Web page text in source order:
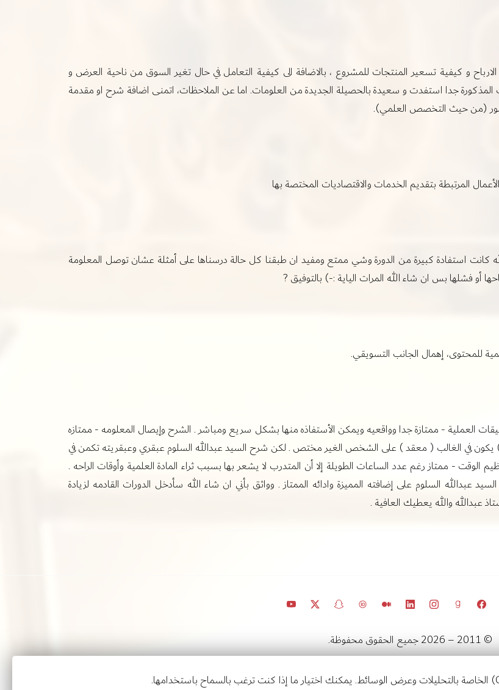
الارباح و كيفية تسعير المنتجات للمشروع ، بالاضافة الى كيفية التعامل في حال تغير السوق من ناحية العرض و
المذكورة جدا استفدت و سعيدة بالحصيلة الجديدة من العلومات. اما عن الملاحظات، اتمنى اضافة شرح او مقدمة
(من حيث التخصص العلمي).
المرتبطة بتقديم الخدمات والاقتصاديات المختصة بها
كانت استفادة كبيرة من الدورة وشي ممتع ومفيد ان طبقنا كل حالة درسناها على أمثلة عشان توصل المعلومة
أو فشلها بس ان شاء الله المرات الياية :-) بالتوفيق ?
للمحتوى، إهمال الجانب التسويقي.
العملية - ممتازة جدا وواقعيه ويمكن الأستفاذه منها بشكل سريع ومباشر . الشرح وإيصال المعلومه - ممتازه
) يكون في الغالب ( معقد ) على الشخص الغير مختص . لكن شرح السيد عبدالله السلوم عبقري وعبقريته تكمن في
الوقت - ممتاز رغم عدد الساعات الطويلة إلا أن المتدرب لا يشعر بها بسبب ثراء المادة العلمية وأوقات الراحه .
عبدالله السلوم على إضافته المميزة وادائه الممتاز . وواثق بأني ان شاء الله سأدخل الدورات القادمه لزيادة
والله يعطيك العافية .
© 2011 – 2026 جميع الحقوق محفوظة.